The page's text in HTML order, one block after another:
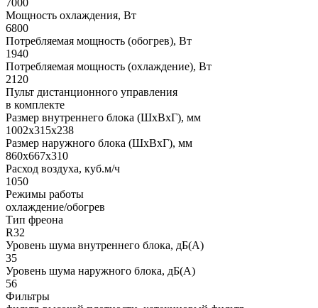
7000
Мощность охлаждения, Вт
6800
Потребляемая мощность (обогрев), Вт
1940
Потребляемая мощность (охлаждение), Вт
2120
Пульт дистанционного управления
в комплекте
Размер внутреннего блока (ШхВхГ), мм
1002x315x238
Размер наружного блока (ШхВхГ), мм
860x667x310
Расход воздуха, куб.м/ч
1050
Режимы работы
охлаждение/обогрев
Тип фреона
R32
Уровень шума внутреннего блока, дБ(А)
35
Уровень шума наружного блока, дБ(А)
56
Фильтры